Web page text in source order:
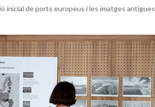
inicial de ports europeus i les imatges antigues